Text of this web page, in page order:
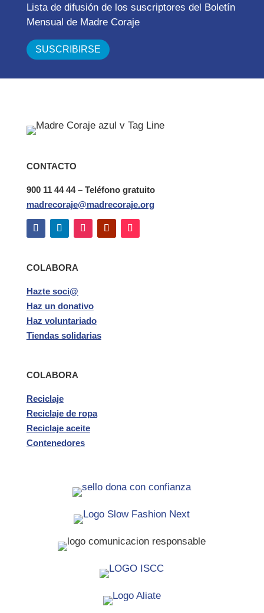
Lista de difusión de los suscriptores del Boletín
Mensual de Madre Coraje
CONTACTO
900 11 44 44 – Teléfono gratuito
madrecoraje@madrecoraje.org
COLABORA
Hazte soci@
Haz un donativo
Haz voluntariado
Tiendas solidarias
COLABORA
Reciclaje
Reciclaje de ropa
Reciclaje aceite
Contenedores